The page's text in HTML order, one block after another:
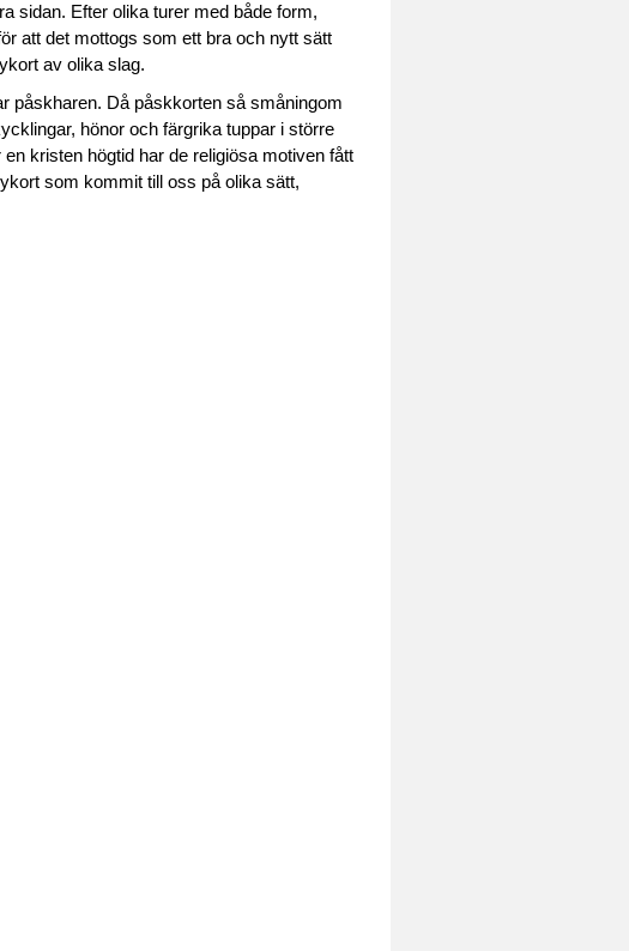
sidan. Efter olika turer med både form,
att det mottogs som ett bra och nytt sätt
av olika slag.
påskharen. Då påskkorten så småningom
hönor och färgrika tuppar i större
kristen högtid har de religiösa motiven fått
som kommit till oss på olika sätt,